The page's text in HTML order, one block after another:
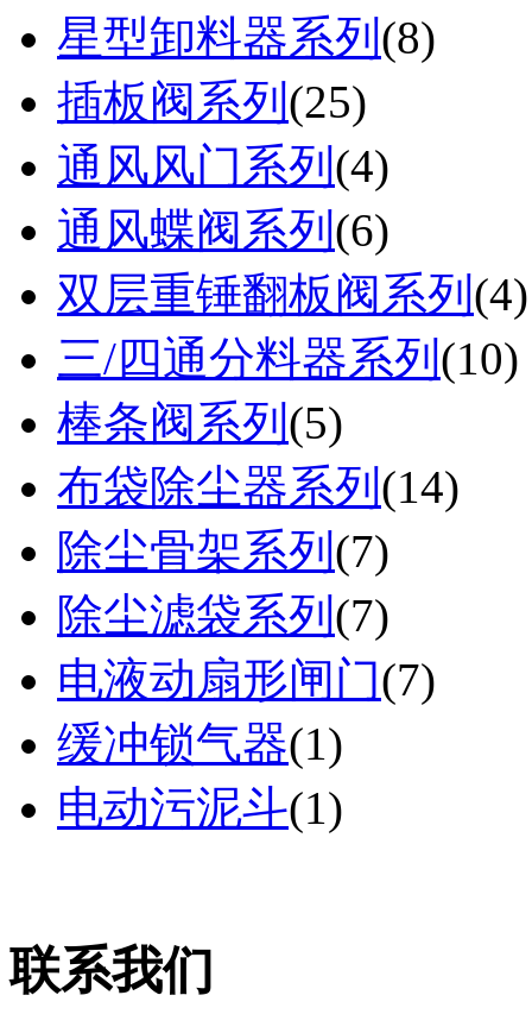
星型卸料器系列 (8)
插板阀系列 (25)
通风风门系列 (4)
通风蝶阀系列 (6)
双层重锤翻板阀系列 (4)
三/四通分料器系列 (10)
棒条阀系列 (5)
布袋除尘器系列 (14)
除尘骨架系列 (7)
除尘滤袋系列 (7)
电液动扇形闸门(7)
缓冲锁气器(1)
电动污泥斗(1)
联系我们